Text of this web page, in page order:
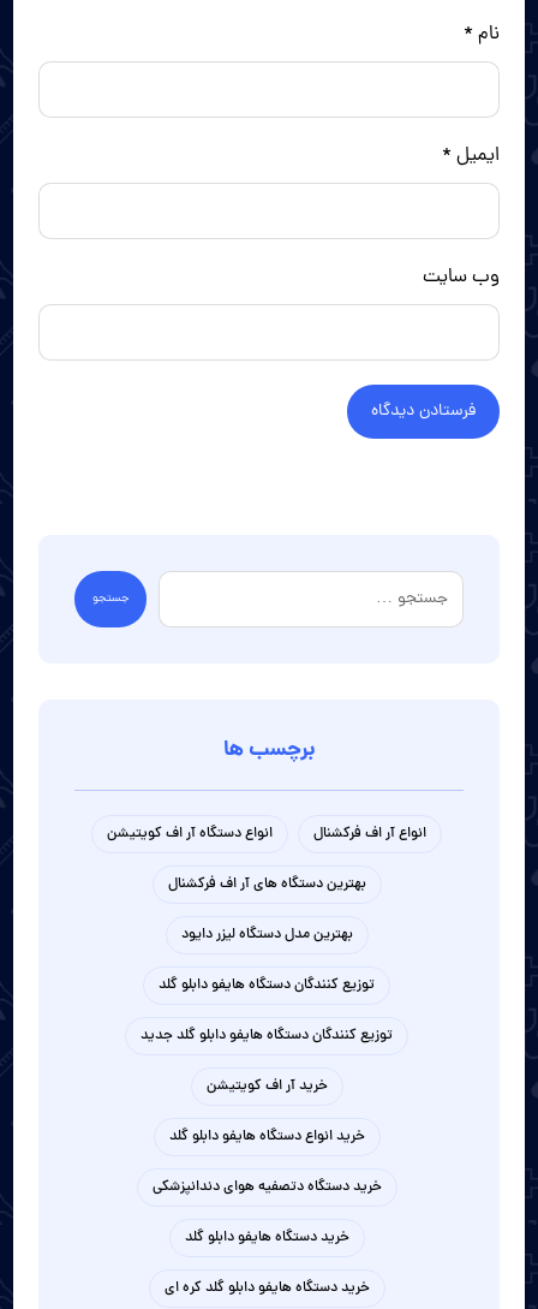
نام *
ایمیل *
وب‌ سایت
برچسب ها
انواع آر اف فرکشنال انواع دستگاه آر اف کویتیشن
بهترین دستگاه های آر اف فرکشنال
بهترین مدل دستگاه لیزر دایود
توزیع کنندگان دستگاه هایفو دابلو گلد
توزیع کنندگان دستگاه هایفو دابلو گلد جدید
خرید آر اف کویتیشن
خرید انواع دستگاه هایفو دابلو گلد
خرید دستگاه دتصفیه هوای دندانپزشکی
خرید دستگاه هایفو دابلو گلد
خرید دستگاه هایفو دابلو گلد کره ای